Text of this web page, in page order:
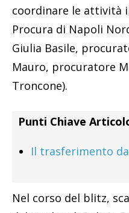
coordinare le attività
Procura di Napoli
Giulia Basile,
Mauro, procuratore
Troncone).
Punti Chiave
Il trasferimento
Nel corso del blitz,